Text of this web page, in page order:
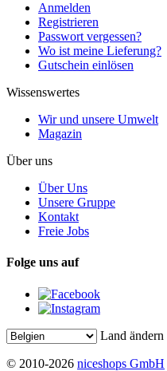
Anmelden
Registrieren
Passwort vergessen?
Wo ist meine Lieferung?
Gutschein einlösen
Wissenswertes
Wir und unsere Umwelt
Magazin
Über uns
Über Uns
Unsere Gruppe
Kontakt
Freie Jobs
Folge uns auf
Land ändern
© 2010-2026 niceshops GmbH